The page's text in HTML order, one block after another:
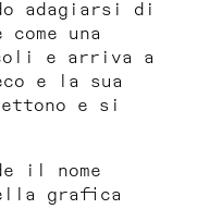
adagiarsi di
una
e arriva a
e la sua
e si
il nome
grafica